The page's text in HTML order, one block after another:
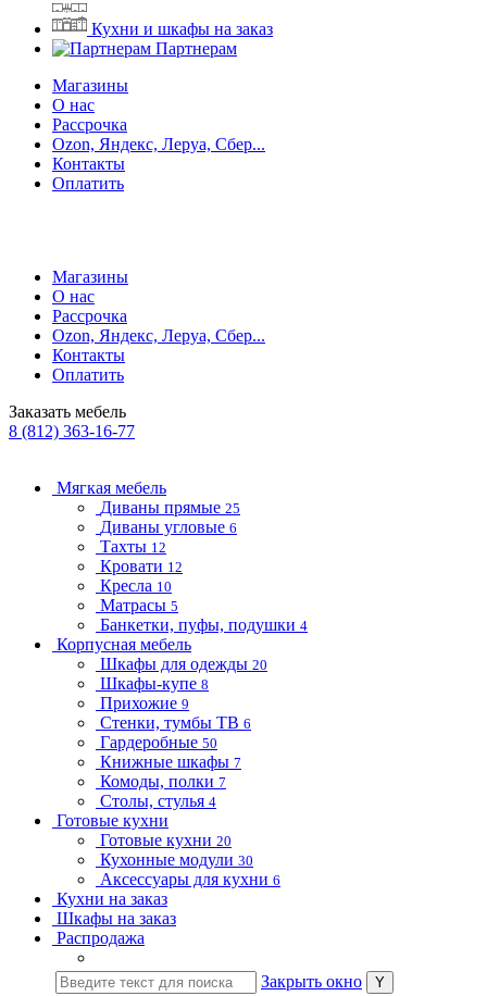
Кухни и шкафы на заказ
Партнерам
Магазины
О нас
Рассрочка
Ozon, Яндекс, Леруа, Сбер...
Контакты
Оплатить
Магазины
О нас
Рассрочка
Ozon, Яндекс, Леруа, Сбер...
Контакты
Оплатить
Заказать мебель
8 (812) 363-16-77
Мягкая мебель
Диваны прямые 25
Диваны угловые 6
Тахты 12
Кровати 12
Кресла 10
Матрасы 5
Банкетки, пуфы, подушки 4
Корпусная мебель
Шкафы для одежды 20
Шкафы-купе 8
Прихожие 9
Стенки, тумбы ТВ 6
Гардеробные 50
Книжные шкафы 7
Комоды, полки 7
Столы, стулья 4
Готовые кухни
Готовые кухни 20
Кухонные модули 30
Аксессуары для кухни 6
Кухни на заказ
Шкафы на заказ
Распродажа
Закрыть окно